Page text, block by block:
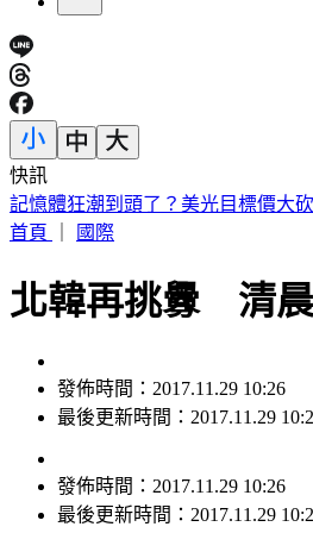
快訊
快訊／新北汐止透天厝火警！ 3樓
首頁
國際
北韓再挑釁 清
發佈時間：2017.11.29 10:26
最後更新時間：2017.11.29
發佈時間： 2017.11.29 10:26
最後更新時間： 2017.11.29